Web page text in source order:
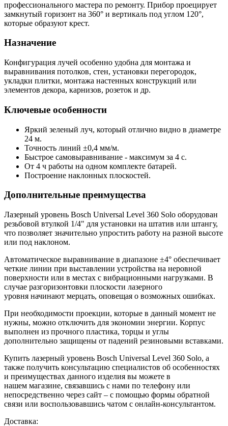
профессионального мастера по ремонту. Прибор проецирует
замкнутый горизонт на 360° и вертикаль под углом 120°,
которые образуют крест.
Назначение
Конфигурация лучей особенно удобна для монтажа и
выравнивания потолков, стен, установки перегородок,
укладки плитки, монтажа настенных конструкций или
элементов декора, карнизов, розеток и др.
Ключевые особенности
Яркий зеленый луч, который отлично видно в диаметре
24 м.
Точность линий ±0,4 мм/м.
Быстрое самовыравнивание - максимум за 4 с.
От 4 ч работы на одном комплекте батарей.
Построение наклонных плоскостей.
Дополнительные преимущества
Лазерный уровень Bosch Universal Level 360 Solo оборудован
резьбовой втулкой 1/4" для установки на штатив или штангу,
что позволяет значительно упростить работу на разной высоте
или под наклоном.
Автоматическое выравнивание в диапазоне ±4° обеспечивает
четкие линии при выставлении устройства на неровной
поверхности или в местах с вибрационными нагрузками. В
случае разгоризонтовки плоскости лазерного
уровня начинают мерцать, оповещая о возможных ошибках.
При необходимости проекции, которые в данный момент не
нужны, можно отключить для экономии энергии. Корпус
выполнен из прочного пластика, торцы и углы
дополнительно защищены от падений резиновыми вставками.
Купить лазерный уровень Bosch Universal Level 360 Solo, а
также получить консультацию специалистов об особенностях
и преимуществах данного изделия вы можете в
нашем магазине, связавшись с нами по телефону или
непосредственно через сайт – с помощью формы обратной
связи или воспользовавшись чатом с онлайн-консультантом.
Доставка: